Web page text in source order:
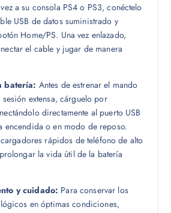
a su consola PS4 o PS3, conéctelo
USB de datos suministrado y
Home/PS. Una vez enlazado,
el cable y jugar de manera
batería: Antes de estrenar el mando
extensa, cárguelo por
directamente al puerto USB
encendida o en modo de reposo.
rápidos de teléfono de alto
la vida útil de la batería
y cuidado: Para conservar los
en óptimas condiciones,